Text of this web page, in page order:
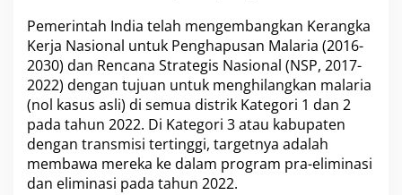
r
j
a
N
a
s
i
o
n
a
l
Pemerintah India telah mengembangkan Kerangka
Kerja Nasional untuk Penghapusan Malaria (2016-
2030) dan Rencana Strategis Nasional (NSP, 2017-
2022) dengan tujuan untuk menghilangkan malaria
(nol kasus asli) di semua distrik Kategori 1 dan 2
pada tahun 2022. Di Kategori 3 atau kabupaten
dengan transmisi tertinggi, targetnya adalah
membawa mereka ke dalam program pra-eliminasi
dan eliminasi pada tahun 2022.